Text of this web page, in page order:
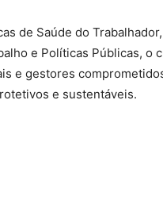
de Saúde do
e Políticas Públicas, o
e gestores
e sustentáveis.